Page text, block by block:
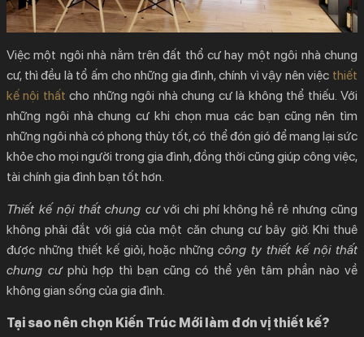
Việc một ngôi nhà nằm trên đất thổ cư hay một ngôi nhà chung
cư, thì đều là tổ ấm cho những gia đình, chính vì vậy nên việc thiết
kế nội thấtcho những ngôi nhà chung cư là không thể thiếu. Với
những ngôi nhà chung cư khi chọn mua các bạn cũng nên tìm
những ngôi nhà có phong thủy tốt, có thể đón gió để mang lại sức
khỏe cho mọi người trong gia đình, đồng thời cũng giúp công việc,
tài chính gia đình bạn tốt hơn.
Thiết kế nội thất chung cưvới chi phí không hề rẻ nhưng cũng
không phải đắt với giá của một căn chung cư bây giờ. Khi thuê
được những thiết kế giỏi, hoặc những công ty thiết kế nội thất
chung cư phù hợp thì bạn cũng có thể yên tâm phần nào về
không gian sống của gia đình.
Tại sao nên chọn Kiến Trúc Mới làm đơn vị thiết kế?